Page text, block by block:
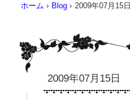
ホーム › Blog › 2009年07月15日
2009年07月15日